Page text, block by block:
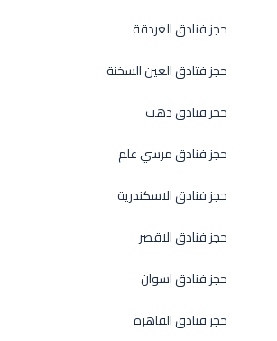
حجز فنادق الغردقة
حجز فتادق العين السخنة
حجز فنادق دهب
حجز فنادق مرسي علم
حجز فنادق الاسكندرية
حجز فنادق الاقصر
حجز فنادق اسوان
حجز فنادق القاهرة